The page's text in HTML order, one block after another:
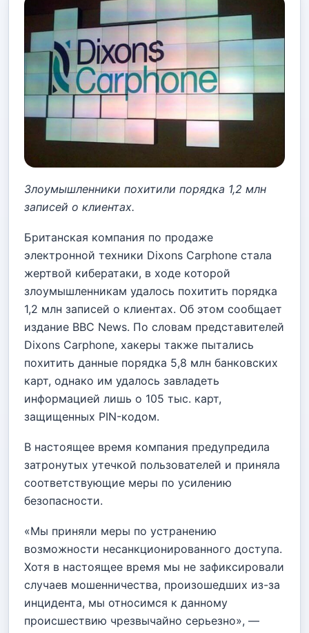
Злоумышленники похитили порядка 1,2 млн
записей о клиентах.
Британская компания по продаже
электронной техники Dixons Carphone стала
жертвой кибератаки, в ходе которой
злоумышленникам удалось похитить порядка
1,2 млн записей о клиентах. Об этом сообщает
издание BBC News. По словам представителей
Dixons Carphone, хакеры также пытались
похитить данные порядка 5,8 млн банковских
карт, однако им удалось завладеть
информацией лишь о 105 тыс. карт,
защищенных PIN-кодом.
В настоящее время компания предупредила
затронутых утечкой пользователей и приняла
соответствующие меры по усилению
безопасности.
«Мы приняли меры по устранению
возможности несанкционированного доступа.
Хотя в настоящее время мы не зафиксировали
случаев мошенничества, произошедших из-за
инцидента, мы относимся к данному
происшествию чрезвычайно серьезно», —